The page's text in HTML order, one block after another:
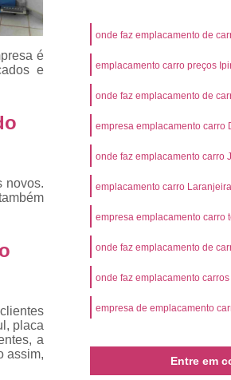
Novo
Usado
Emplacamento de
Emplacamento Veículo Zero
Processo de Emplacamento de
Mercosul
Emplacamento
Emplacamento
Preto
Emplacamento
Preço Emplacamento
Placa Mercosul
Valor Emplacamento Mercosul
Emplacar Carro Ribeirão Preto
Emplacar o Veículo
Veículo Novo
Emplacar
Empresa Credenciada para
é
e
novos.
placa
a
assim,
onde faz emplacamento de
emplacamento carro preços
onde faz emplacamento de
empresa emplacamento carro
onde faz emplacamento carro
emplacamento carro
empresa emplacamento carro
onde faz emplacamento de
onde faz emplacamento
empresa de emplacamento
Entre em